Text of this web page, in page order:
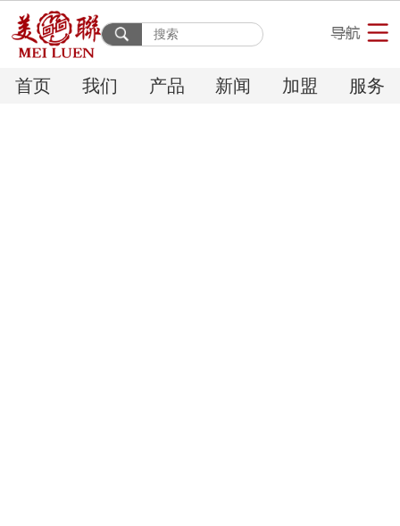
首页 我们 产品 新闻 加盟 服务